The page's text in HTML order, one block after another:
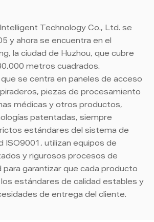
Technology Co., Ltd. se
y ahora se encuentra en el
la ciudad de Huzhou, que cubre
metros cuadrados.
se centra en paneles de acceso
piezas de procesamiento
médicas y otros productos,
patentadas, siempre
estándares del sistema de
ISO9001, utilizan equipos de
y rigurosos procesos de
para garantizar que cada producto
estándares de calidad estables y
de entrega del cliente.